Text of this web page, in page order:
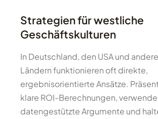
Strategien für westliche
Geschäftskulturen
In Deutschland, den USA und
Ländern funktionieren oft direkte,
ergebnisorientierte Ansätze.
klare ROI-Berechnungen,
datengestützte Argumente und